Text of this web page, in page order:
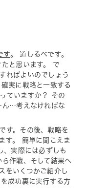
す。 道しるべです。
と思います。 で
ればよいのでしょう
実に戦略と一致する
ていますか？ その
ん…考えなければな
す。その後、戦略を
す。 簡単に聞こえま
、実際には必ずしも
作戦、そして結果へ
をいくつかご紹介し
成功裏に実行する方